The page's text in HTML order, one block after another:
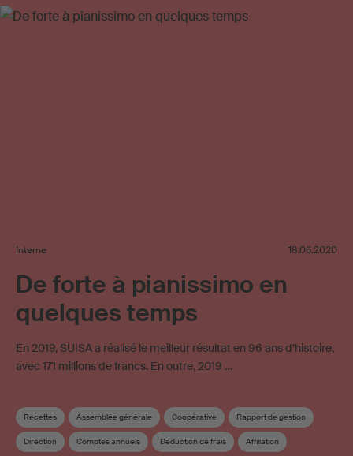
Interne 18.06.2020
De forte à pianissimo en
quelques temps
En 2019, SUISA a réalisé le meilleur résultat en 96 ans d’histoire,
avec 171 millions de francs. En outre, 2019 …
Recettes Assemblée générale Coopérative Rapport de gestion
Direction Comptes annuels Déduction de frais Affiliation